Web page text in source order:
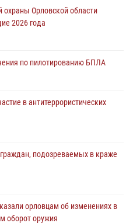
в учениях на избирательном
незарегистрированное
охраны Орловской области
2026 года
по пилотированию БПЛА
в антитеррористических
подозреваемых в краже
орловцам об изменениях в
оборот оружия